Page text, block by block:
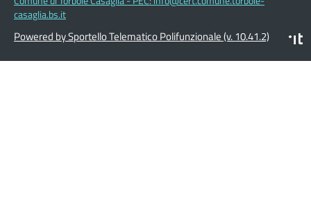
casaglia.bs.it
Powered by Sportello Telematico Polifunzionale (v. 10.41.2)